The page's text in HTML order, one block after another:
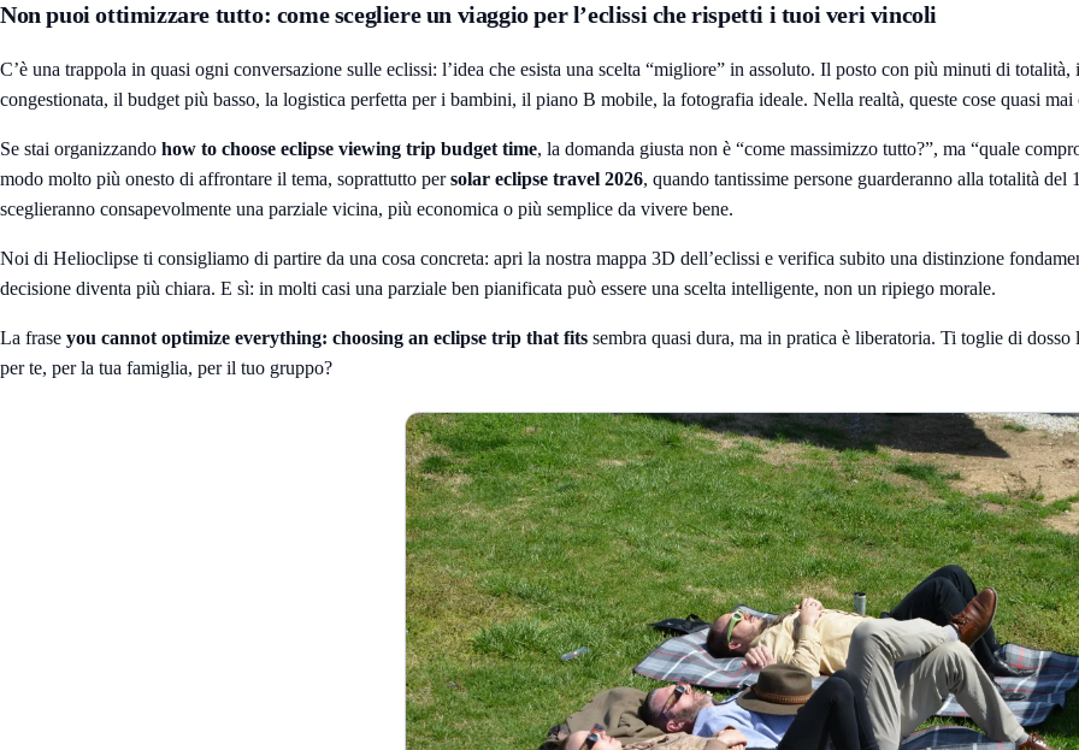
Non puoi ottimizzare tutto: come scegliere un viaggio per l’eclissi che rispetti i tuoi veri vincoli
C’è una trappola in quasi ogni conversazione sulle eclissi: l’idea che esista una scelta “migliore” in assoluto. Il posto con più minuti di
congestionata, il budget più basso, la logistica perfetta per i bambini, il piano B mobile, la fotografia ideale. Nella realtà, queste cose quasi
Se stai organizzando how to choose eclipse viewing trip budget time, la domanda giusta non è “come massimizzo tutto?”, ma “quale
modo molto più onesto di affrontare il tema, soprattutto persolar eclipse travel 2026, quando tantissime persone guarderanno alla totalità
sceglieranno consapevolmente una parziale vicina, più economica o più semplice da vivere bene.
Noi di Helioclipse ti consigliamo di partire da una cosa concreta: apri la nostra mappa 3D dell’eclissi e verifica subito una distinzione
decisione diventa più chiara. E sì: in molti casi una parziale ben pianificata può essere una scelta intelligente, non un ripiego morale.
La frase you cannot optimize everything: choosing an eclipse trip that fits sembra quasi dura, ma in pratica è liberatoria. Ti toglie di
per te, per la tua famiglia, per il tuo gruppo?